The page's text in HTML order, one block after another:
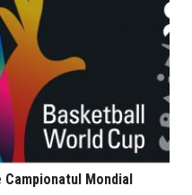
Mondial